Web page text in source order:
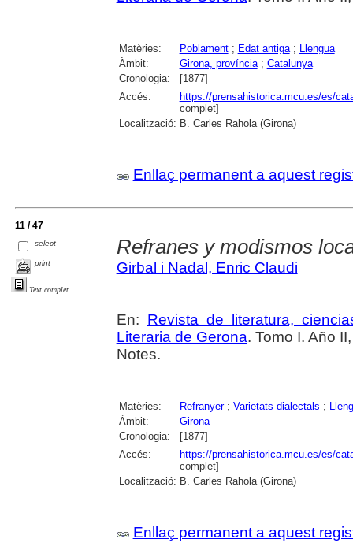
Matèries: Poblament; Edat antiga; Llengua
Àmbit:
Girona, província; Catalunya
Cronologia:
[1877]
Accés:
https://prensahistorica.mcu.es/es/
complet]
Localització: B. Carles Rahola (Girona)
Enllaç permanent a aquest
11 / 47
select
print
Text complet
Refranes y modismos
Girbal i Nadal, Enric Claudi
En: Revista de literatura,
Literaria de Gerona. Tomo I. Año
Notes.
Matèries: Refranyer; Varietats dialectals ;
Àmbit:
Girona
Cronologia:
[1877]
Accés:
https://prensahistorica.mcu.es/es/
complet]
Localització: B. Carles Rahola (Girona)
Enllaç permanent a aquest